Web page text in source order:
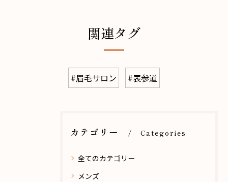
関連タグ
#眉毛サロン #表参道
カテゴリー Categories
全てのカテゴリー
メンズ